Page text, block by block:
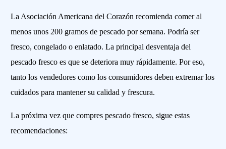
La Asociación Americana del Corazón recomienda comer al
menos unos 200 gramos de pescado por semana. Podría ser
fresco, congelado o enlatado. La principal desventaja del
pescado fresco es que se deteriora muy rápidamente. Por eso,
tanto los vendedores como los consumidores deben extremar los
cuidados para mantener su calidad y frescura.
La próxima vez que compres pescado fresco, sigue estas
recomendaciones: